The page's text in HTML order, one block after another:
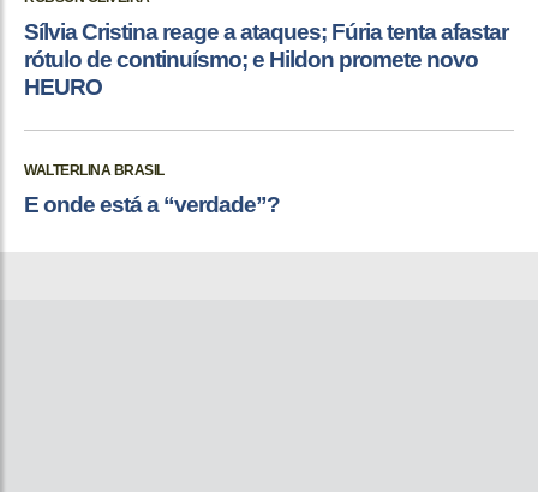
Sílvia Cristina reage a ataques; Fúria tenta afastar
rótulo de continuísmo; e Hildon promete novo
HEURO
WALTERLINA BRASIL
E onde está a “verdade”?